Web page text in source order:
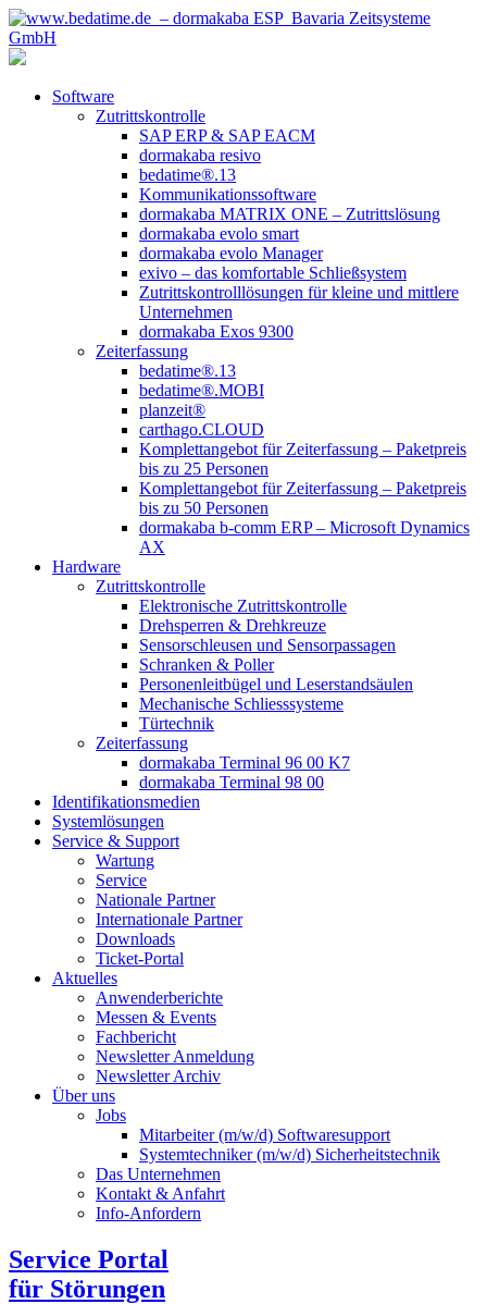
Software
Zutrittskontrolle
SAP ERP & SAP EACM
dormakaba resivo
bedatime®.13
Kommunikationssoftware
dormakaba MATRIX ONE – Zutrittslösung
dormakaba evolo smart
dormakaba evolo Manager
exivo – das komfortable Schließsystem
Zutrittskontrolllösungen für kleine und mittlere
Unternehmen
dormakaba Exos 9300
Zeiterfassung
bedatime®.13
bedatime®.MOBI
planzeit®
carthago.CLOUD
Komplettangebot für Zeiterfassung – Paketpreis
bis zu 25 Personen
Komplettangebot für Zeiterfassung – Paketpreis
bis zu 50 Personen
dormakaba b-comm ERP – Microsoft Dynamics
AX
Hardware
Zutrittskontrolle
Elektronische Zutrittskontrolle
Drehsperren & Drehkreuze
Sensorschleusen und Sensorpassagen
Schranken & Poller
Personenleitbügel und Leserstandsäulen
Mechanische Schliess­systeme
Türtechnik
Zeiterfassung
dormakaba Terminal 96 00 K7
dormakaba Terminal 98 00
Identifikations­medien
Systemlösungen
Service & Support
Wartung
Service
Nationale Partner
Internationale Partner
Downloads
Ticket-Portal
Aktuelles
Anwenderberichte
Messen & Events
Fachbericht
Newsletter Anmeldung
Newsletter Archiv​
Über uns
Jobs
Mitarbeiter (m/w/d) Softwaresupport
Systemtechniker (m/w/d) Sicherheitstechnik
Das Unternehmen
Kontakt & Anfahrt
Info-Anfordern
Service Portal
für Störungen